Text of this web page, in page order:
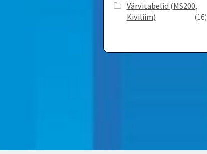
Värvitabelid ­(MS200,
Kiviliim)
(16)